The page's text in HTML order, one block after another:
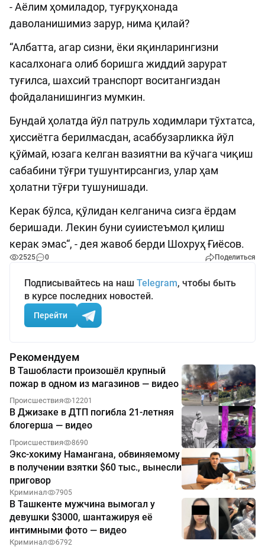
- Аёлим ҳомиладор, туғруқхонада
даволанишимиз зарур, нима қилай?
“Албатта, агар сизни, ёки яқинларингизни
касалхонага олиб боришга жиддий зарурат
туғилса, шахсий транспорт воситангиздан
фойдаланишингиз мумкин.
Бундай ҳолатда йўл патруль ходимлари тўхтатса,
ҳиссиётга берилмасдан, асаббузарликка йўл
қўймай, юзага келган вазиятни ва кўчага чиқиш
сабабини тўғри тушунтирсангиз, улар ҳам
ҳолатни тўғри тушунишади.
Керак бўлса, қўлидан келганича сизга ёрдам
беришади. Лекин буни суиистеъмол қилиш
керак эмас“, - дея жавоб берди Шохруҳ Ғиёсов.
2525 0 Поделиться
Подписывайтесь на наш Telegram, чтобы быть
в курсе последних новостей.
Перейти
Рекомендуем
В Ташобласти произошёл крупный
пожар в одном из магазинов — видео
Происшествия 12201
В Джизаке в ДТП погибла 21-летняя
блогерша — видео
Происшествия 8690
Экс-хокиму Намангана, обвиняемому
в получении взятки $60 тыс., вынесли
приговор
Криминал 7905
В Ташкенте мужчина вымогал у
девушки $3000, шантажируя её
интимными фото — видео
Криминал 6792